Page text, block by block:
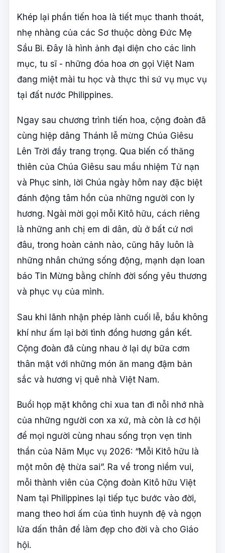
Khép lại phần tiến hoa là tiết mục thanh thoát,
nhẹ nhàng của các Sơ thuộc dòng Đức Mẹ
Sầu Bi. Đây là hình ảnh đại diện cho các linh
mục, tu sĩ - những đóa hoa ơn gọi Việt Nam
đang miệt mài tu học và thực thi sứ vụ mục vụ
tại đất nước Philippines.
Ngay sau chương trình tiến hoa, cộng đoàn đã
cùng hiệp dâng Thánh lễ mừng Chúa Giêsu
Lên Trời đầy trang trọng. Qua biến cố thăng
thiên của Chúa Giêsu sau mầu nhiệm Tử nạn
và Phục sinh, lời Chúa ngày hôm nay đặc biệt
đánh động tâm hồn của những người con ly
hương. Ngài mời gọi mỗi Kitô hữu, cách riêng
là những anh chị em di dân, dù ở bất cứ nơi
đâu, trong hoàn cảnh nào, cũng hãy luôn là
những nhân chứng sống động, mạnh dạn loan
báo Tin Mừng bằng chính đời sống yêu thương
và phục vụ của mình.
Sau khi lãnh nhận phép lành cuối lễ, bầu không
khí như ấm lại bởi tình đồng hương gắn kết.
Cộng đoàn đã cùng nhau ở lại dự bữa cơm
thân mật với những món ăn mang đậm bản
sắc và hương vị quê nhà Việt Nam.
Buổi họp mặt không chỉ xua tan đi nỗi nhớ nhà
của những người con xa xứ, mà còn là cơ hội
để mọi người cùng nhau sống trọn vẹn tinh
thần của Năm Mục vụ 2026: “Mỗi Kitô hữu là
một môn đệ thừa sai”. Ra về trong niềm vui,
mỗi thành viên của Cộng đoàn Kitô hữu Việt
Nam tại Philippines lại tiếp tục bước vào đời,
mang theo hơi ấm của tình huynh đệ và ngọn
lửa dấn thân để làm đẹp cho đời và cho Giáo
hội.